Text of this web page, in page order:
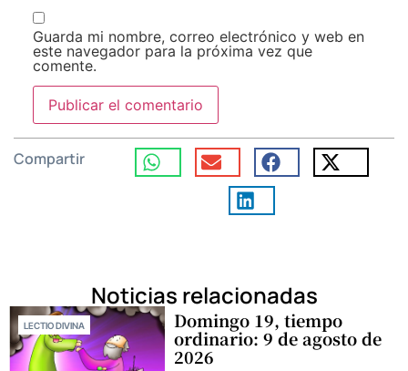
Guarda mi nombre, correo electrónico y web en
este navegador para la próxima vez que
comente.
Compartir
Noticias relacionadas
LECTIO DIVINA Domingo 19, tiempo
ordinario: 9 de agosto de
2026